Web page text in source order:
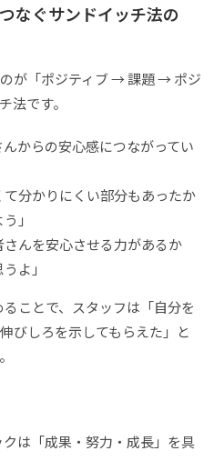
なぐサンドイッチ法の
が「ポジティブ → 課題 → ポジ
法です。
んからの安心感につながってい
て分かりにくい部分もあったか
」
さんを安心させる力があるか
よ」
ことで、スタッフは「自分を
びしろを示してもらえた」と
は「成果・努力・成長」を具